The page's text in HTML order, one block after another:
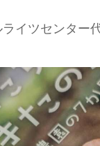
ライツセンタ